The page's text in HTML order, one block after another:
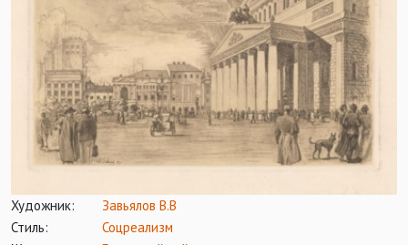
Художник:
Завьялов В.В
Стиль:
Соцреализм